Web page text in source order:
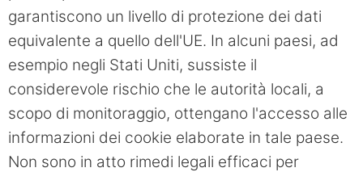
garantiscono un livello di protezione dei dati
equivalente a quello dell'UE. In alcuni paesi, ad
esempio negli Stati Uniti, sussiste il
considerevole rischio che le autorità locali, a
scopo di monitoraggio, ottengano l'accesso alle
informazioni dei cookie elaborate in tale paese.
Non sono in atto rimedi legali efficaci per